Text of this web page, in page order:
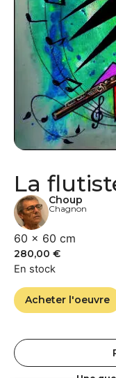
La
Choup
Chagnon
60 × 60 cm
280,00 €
En stock
Acheter l'oeuvre